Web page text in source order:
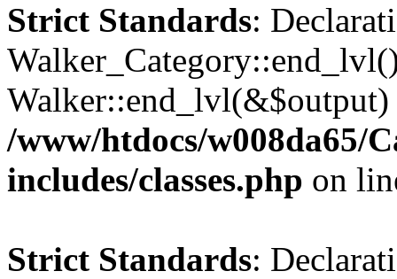
Strict Standards:
/www/htdocs/w008da65/
includes/classes.php on
Strict Standards: